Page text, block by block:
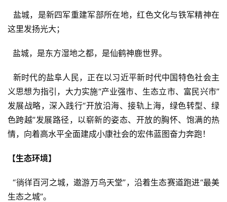
练
频
用
户
精
选
动
集
盐城，是新四军重建军部所在地，红色文化与铁军精神在
这里发扬光大；
盐城，是东方湿地之都，是仙鹤神鹿世界。
新时代的盐阜人民，正在以习近平新时代中国特色社会主
义思想为指引，大力实施“产业强市、生态立市、富民兴市”
发展战略，深入践行“开放沿海、接轨上海，绿色转型、绿
色跨越”发展路径，以崭新的姿态、开放的胸怀、饱满的热
情，向着高水平全面建成小康社会的宏伟蓝图奋力奔跑！
【生态环境】
“徜徉百河之城，遨游万鸟天堂”，沿着生态赛道跑进“最美
生态之城”。